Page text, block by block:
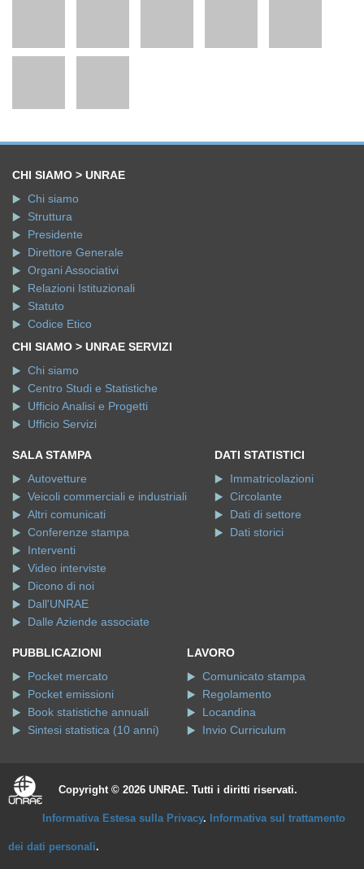
Struttura
Presidente
Direttore Generale
Organi Associativi
Relazioni Istituzionali
Statuto
Codice Etico
Centro Studi e Statistiche
Ufficio Analisi e Progetti
Ufficio Servizi
Veicoli commerciali e industriali
Altri comunicati
Conferenze stampa
Interventi
Video interviste
Dicono di noi
Dall'UNRAE
Dalle Aziende associate
Circolante
Dati di settore
Dati storici
Pocket emissioni
Book statistiche annuali
Sintesi statistica (10 anni)
Regolamento
Locandina
Invio Curriculum